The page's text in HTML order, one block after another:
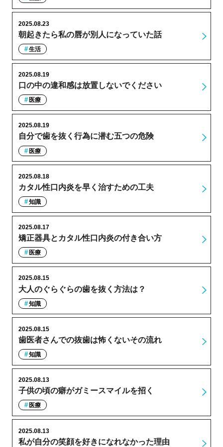
朝起きたら私の唇が別人になっていた話
2025.08.23
生活
口の中の違和感は放置しないでください
2025.08.19
医療
自分で歯を抜く行為に潜む五つの危険
2025.08.19
医療
カタル性口内炎を早く治すための工夫
2025.08.18
知識
矯正器具とカタル性口内炎の付き合い方
2025.08.17
医療
大人のぐらぐらの歯を抜く方法は？
2025.08.15
知識
歯医者さんでの抜歯は怖くないその流れ
2025.08.15
知識
子供の頃の癖がガミースマイルを招く
2025.08.13
医療
私が自分の笑顔を好きになれなかった理由
2025.08.13